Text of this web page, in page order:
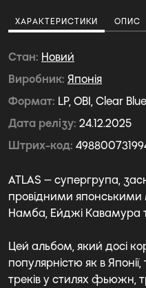
ХАРАКТЕРИСТИКИ ОПИС
Стан Новий
Виробник Японія
Формат LP, OBI, Clear
Дата релізу 24.12.2025
Штрих-код
ATLAS — супергрупа,
провідними японськими
Намба, Ейджі Кавамура
Цей альбом, який досі
популярністю як в
треків у стилях фьюжн,